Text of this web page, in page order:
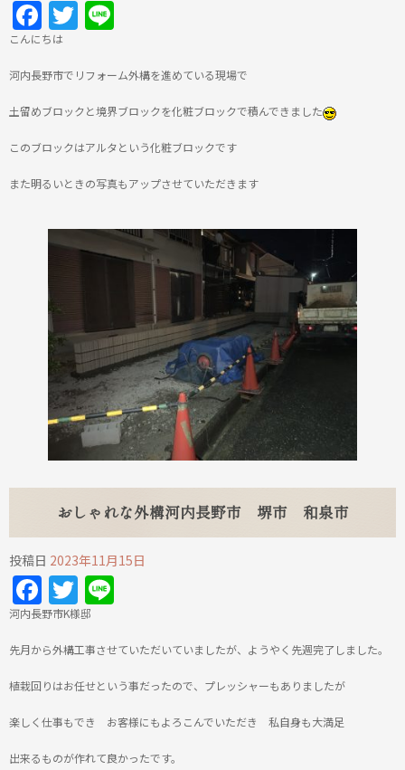
Facebook
Twitter
こんにちは
河内長野市でリフォーム外構を進めている現場で
土留めブロックと境界ブロックを化粧ブロックで積んできました
このブロックはアルタという化粧ブロックです
また明るいときの写真もアップさせていただきます
おしゃれな外構河内長野市 堺市 和泉市
投稿日 2023年11月15日
Facebook
Twitter
河内長野市K様邸
先月から外構工事させていただいていましたが、ようやく先週完了しました。
植栽回りはお任せという事だったので、プレッシャーもありましたが
楽しく仕事もでき お客様にもよろこんでいただき 私自身も大満足
出来るものが作れて良かったです。